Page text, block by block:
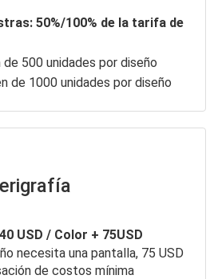
50%/100% de la tarifa de
de 500 unidades por diseño
de 1000 unidades por diseño
USD / Color + 75USD
necesita una pantalla, 75 USD
de costos mínima